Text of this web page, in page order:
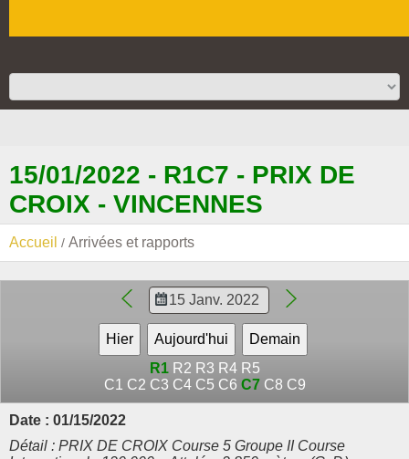
15/01/2022 - R1C7 - PRIX DE
CROIX - VINCENNES
Accueil Arrivées et rapports
R1 R2 R3 R4 R5
C1 C2 C3 C4 C5 C6 C7 C8 C9
Date : 01/15/2022
Détail : PRIX DE CROIX Course 5 Groupe II Course